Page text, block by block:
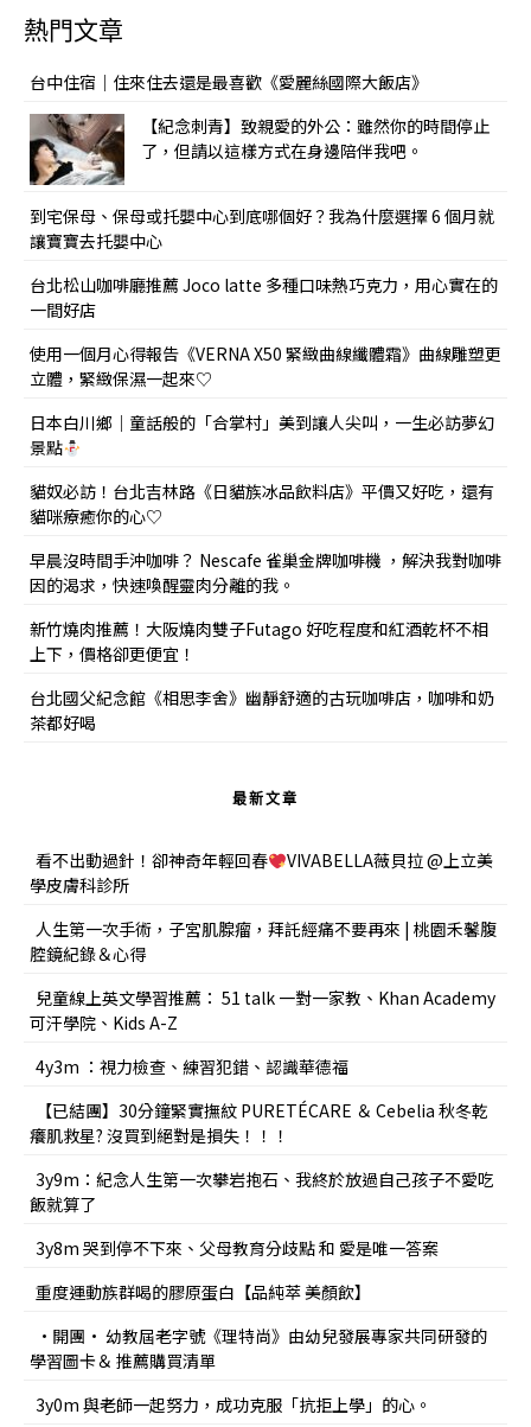
熱門文章
台中住宿｜住來住去還是最喜歡《愛麗絲國際大飯店》
【紀念刺青】致親愛的外公：雖然你的時間停止
了，但請以這樣方式在身邊陪伴我吧。
到宅保母、保母或托嬰中心到底哪個好？我為什麼選擇 6 個月就
讓寶寶去托嬰中心
台北松山咖啡廳推薦 Joco latte 多種口味熱巧克力，用心實在的
一間好店
使用一個月心得報告《VERNA X50 緊緻曲線纖體霜》曲線雕塑更
立體，緊緻保濕一起來♡
日本白川鄉｜童話般的「合掌村」美到讓人尖叫，一生必訪夢幻
景點
貓奴必訪！台北吉林路《日貓族冰品飲料店》平價又好吃，還有
貓咪療癒你的心♡
早晨沒時間手沖咖啡？ Nescafe 雀巢金牌咖啡機 ，解決我對咖啡
因的渴求，快速喚醒靈肉分離的我。
新竹燒肉推薦！大阪燒肉雙子Futago 好吃程度和紅酒乾杯不相
上下，價格卻更便宜！
台北國父紀念館《相思李舍》幽靜舒適的古玩咖啡店，咖啡和奶
茶都好喝
最新文章
看不出動過針！卻神奇年輕回春
VIVABELLA薇貝拉 @上立美
學皮膚科診所
人生第一次手術，子宮肌腺瘤，拜託經痛不要再來 | 桃園禾馨腹
腔鏡紀錄＆心得
兒童線上英文學習推薦： 51 talk 一對一家教、Khan Academy
可汗學院、Kids A-Z
4y3m ：視力檢查、練習犯錯、認識華德福
【已結團】30分鐘緊實撫紋 PURETÉCARE ＆ Cebelia 秋冬乾
癢肌救星? 沒買到絕對是損失！！！
3y9m：紀念人生第一次攀岩抱石、我終於放過自己孩子不愛吃
飯就算了
3y8m 哭到停不下來、父母教育分歧點 和 愛是唯一答案
重度運動族群喝的膠原蛋白【品純萃 美顏飲】
•開團• 幼教屆老字號《理特尚》由幼兒發展專家共同研發的
學習圖卡＆ 推薦購買清單
3y0m 與老師一起努力，成功克服「抗拒上學」的心。